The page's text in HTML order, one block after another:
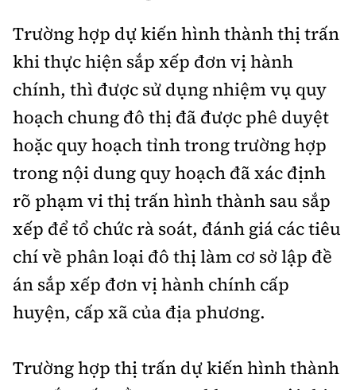
Trường hợp dự kiến hình thành thị trấn
khi thực hiện sắp xếp đơn vị hành
chính, thì được sử dụng nhiệm vụ quy
hoạch chung đô thị đã được phê duyệt
hoặc quy hoạch tỉnh trong trường hợp
trong nội dung quy hoạch đã xác định
rõ phạm vi thị trấn hình thành sau sắp
xếp để tổ chức rà soát, đánh giá các tiêu
chí về phân loại đô thị làm cơ sở lập đề
án sắp xếp đơn vị hành chính cấp
huyện, cấp xã của địa phương.
Trường hợp thị trấn dự kiến hình thành